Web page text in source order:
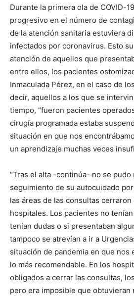
Durante la primera ola de COVID-
progresivo en el número de
de la atención sanitaria estuviera
infectados por coronavirus. Esto
atención de aquellos que
entre ellos, los pacientes
Inmaculada Pérez, en el caso de
decir, aquellos a los que se
tiempo, “fueron pacientes
cirugía programada estaba
situación en que nos
un aprendizaje muchas veces
“Tras el alta -continúa- no se pudo
seguimiento de su autocuidado
las áreas de las consultas
hospitales. Los pacientes no
tenían dudas o si presentaban
tampoco se atrevían a ir a
situación de pandemia en que nos
lo más recomendable. En los
obligados a cerrar las consultas,
pero era imposible que obtuvieran